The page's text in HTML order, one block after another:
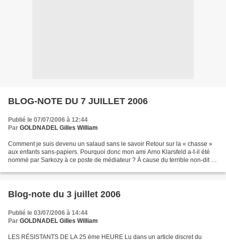
BLOG-NOTE DU 7 JUILLET 2006
Publié le 07/07/2006 à 12:44
Par GOLDNADEL Gilles William
Comment je suis devenu un salaud sans le savoir Retour sur la « chasse »
aux enfants sans-papiers. Pourquoi donc mon ami Arno Klarsfeld a-t-il été
nommé par Sarkozy à ce poste de médiateur ? À cause du terrible non-dit :
Blog-note du 3 juillet 2006
Publié le 03/07/2006 à 14:44
Par GOLDNADEL Gilles William
LES RÉSISTANTS DE LA 25 ème HEURE Lu dans un article discret du